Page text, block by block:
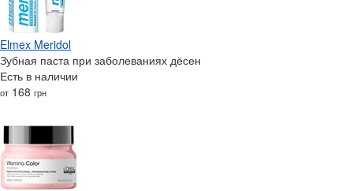
Elmex Meridol
Зубная паста при заболеваниях дёсен
Есть в наличии
от 168 грн